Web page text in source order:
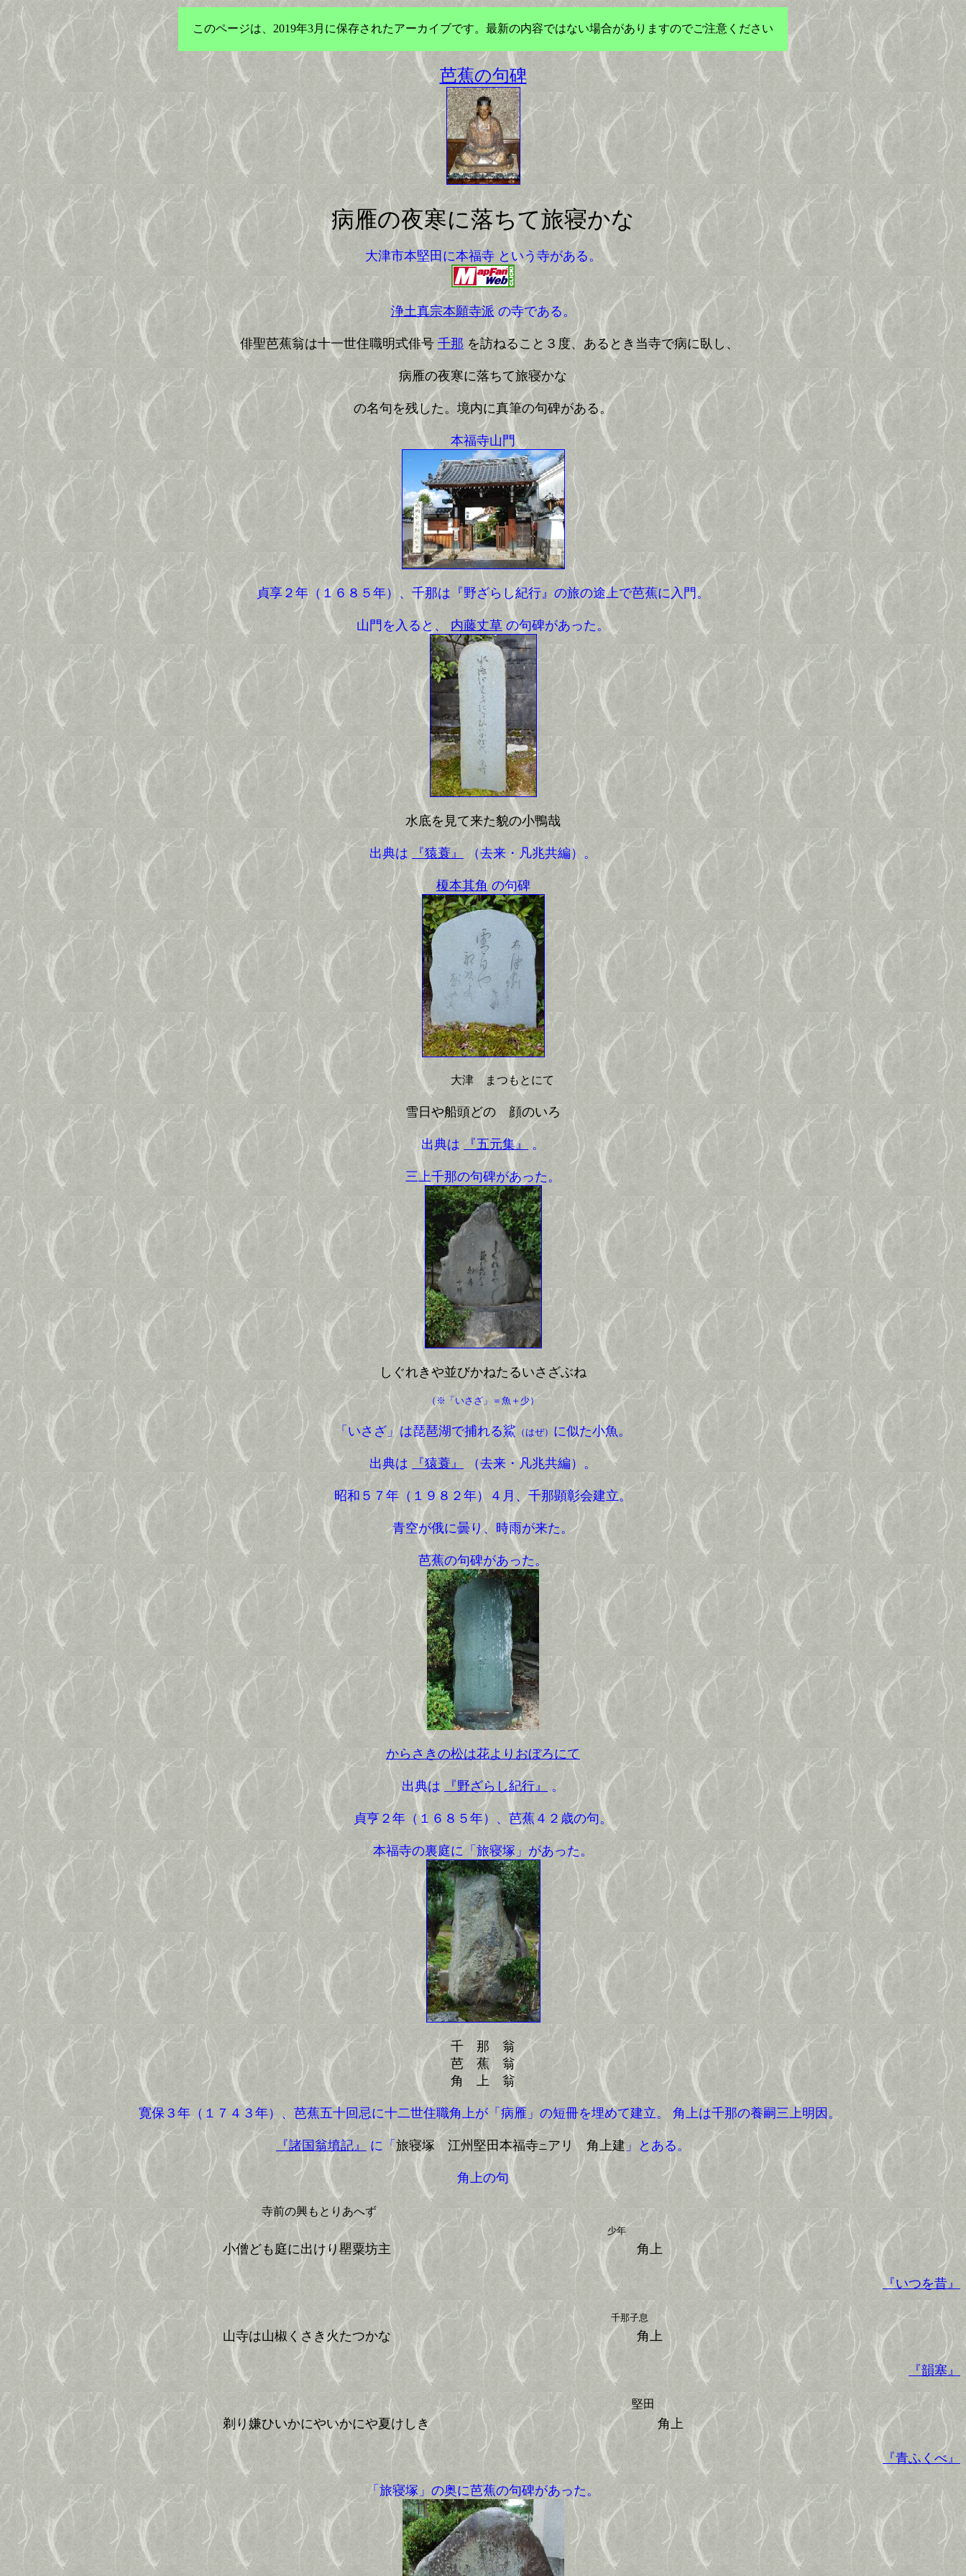
このページは、2019年3月に保存されたアーカイブです。最新の内容ではない場合がありますのでご注意ください
芭蕉の句碑
病雁の夜寒に落ちて旅寝かな
大津市本堅田に本福寺 という寺がある。
浄土真宗本願寺派 の寺である。
俳聖芭蕉翁は十一世住職明式俳号千那 を訪ねること３度、あるとき当寺で病に臥し、
病雁の夜寒に落ちて旅寝かな
の名句を残した。境内に真筆の句碑がある。
本福寺山門
貞享２年（１６８５年）、千那は『野ざらし紀行』の旅の途上で芭蕉に入門。
山門を入ると、 内藤丈草 の句碑があった。
水底を見て来た貌の小鴨哉
出典は 『猿蓑』 （去来・凡兆共編）。
榎本其角の句碑
大津 まつもとにて
雪日や船頭どのゝ顔のいろ
出典は 『五元集』 。
三上千那の句碑があった。
しぐれきや並びかねたるいさざぶね
（※「いさざ」＝魚＋少）
「いさざ」は琵琶湖で捕れる鯊 （はぜ） に似た小魚。
出典は 『猿蓑』 （去来・凡兆共編）。
昭和５７年（１９８２年）４月、千那顕彰会建立。
青空が俄に曇り、時雨が来た。
芭蕉の句碑があった。
からさきの松は花よりおぼろにて
出典は 『野ざらし紀行』 。
貞亨２年（１６８５年）、芭蕉４２歳の句。
本福寺の裏庭に「旅寝塚」があった。
千 那 翁
芭 蕉 翁
角 上 翁
寛保３年（１７４３年）、芭蕉五十回忌に十二世住職角上が「病雁」の短冊を埋めて建立。 角上は千那の養嗣三上明因。
『諸国翁墳記』 に「旅寝塚 江州堅田本福寺ニアリ 角上建 」とある。
角上の句
寺前の興もとりあへず
少年
小僧ども庭に出けり罌粟坊主 角上
『いつを昔』
千那子息
山寺は山椒くさき火たつかな 角上
『韻塞』
堅田
剃り嫌ひいかにやいかにや夏けしき 角上
『青ふくべ』
「旅寝塚」の奥に芭蕉の句碑があった。